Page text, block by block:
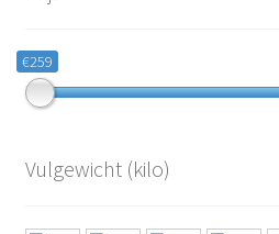
€259
Vulgewicht (kilo)